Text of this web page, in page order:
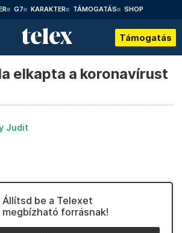
G7 KARAKTER TÁMOGATÁS SHOP
Támogatás
elkapta a koronavírust
Judit
Állítsd be a Telexet
megbízható forrásnak!